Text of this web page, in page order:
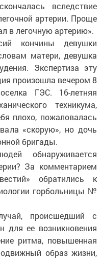
вследствие
артерии. Проще
в легочную артерию».
кончины девушки
матери, девушка
Экспертиза эту
произошла вечером 8
ГЭС. 16-летняя
техникума,
плохо, пожаловалась
«скорую», но дочь
бригады.
обнаруживается
За комментарием
обратились к
горбольницы №
происшедший с
для ее возникновения
ритма, повышенная
образ жизни,